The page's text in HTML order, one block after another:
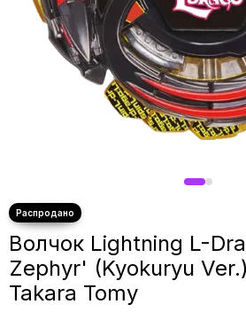
Волчок Lightning L-
Zephyr' (Kyokuryu
Takara Tomy